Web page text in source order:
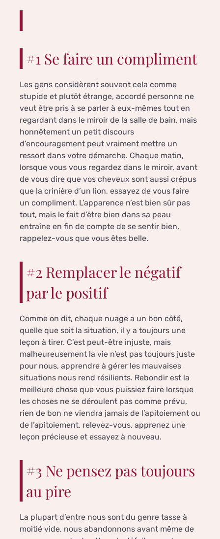
#1 Se faire un compliment
Les gens considèrent souvent cela comme
stupide et plutôt étrange, accordé personne ne
veut être pris à se parler à eux-mêmes tout en
regardant dans le miroir de la salle de bain, mais
honnêtement un petit discours
d’encouragement peut vraiment mettre un
ressort dans votre démarche. Chaque matin,
lorsque vous vous regardez dans le miroir, avant
de vous dire que vos cheveux sont aussi crépus
que la crinière d’un lion, essayez de vous faire
un compliment. L’apparence n’est bien sûr pas
tout, mais le fait d’être bien dans sa peau
entraîne en fin de compte de se sentir bien,
rappelez-vous que vous êtes belle.
#2 Remplacer le négatif
par le positif
Comme on dit, chaque nuage a un bon côté,
quelle que soit la situation, il y a toujours une
leçon à tirer. C’est peut-être injuste, mais
malheureusement la vie n’est pas toujours juste
pour nous, apprendre à gérer les mauvaises
situations nous rend résilients. Rebondir est la
meilleure chose que vous puissiez faire lorsque
les choses ne se déroulent pas comme prévu,
rien de bon ne viendra jamais de l’apitoiement ou
de l’apitoiement, relevez-vous, apprenez une
leçon précieuse et essayez à nouveau.
#3 Ne pensez pas toujours
au pire
La plupart d’entre nous sont du genre tasse à
moitié vide, nous abandonnons avant même de